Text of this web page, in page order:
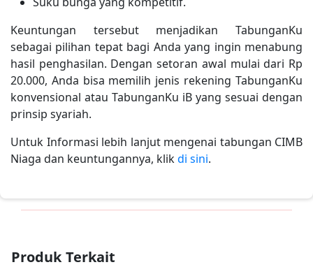
Keuntungan tersebut menjadikan TabunganKu
sebagai pilihan tepat bagi Anda yang ingin menabung
hasil penghasilan. Dengan setoran awal mulai dari Rp
20.000, Anda bisa memilih jenis rekening TabunganKu
konvensional atau TabunganKu iB yang sesuai dengan
prinsip syariah.
Untuk Informasi lebih lanjut mengenai tabungan CIMB
Niaga dan keuntungannya, klikdi sini.
Produk Terkait